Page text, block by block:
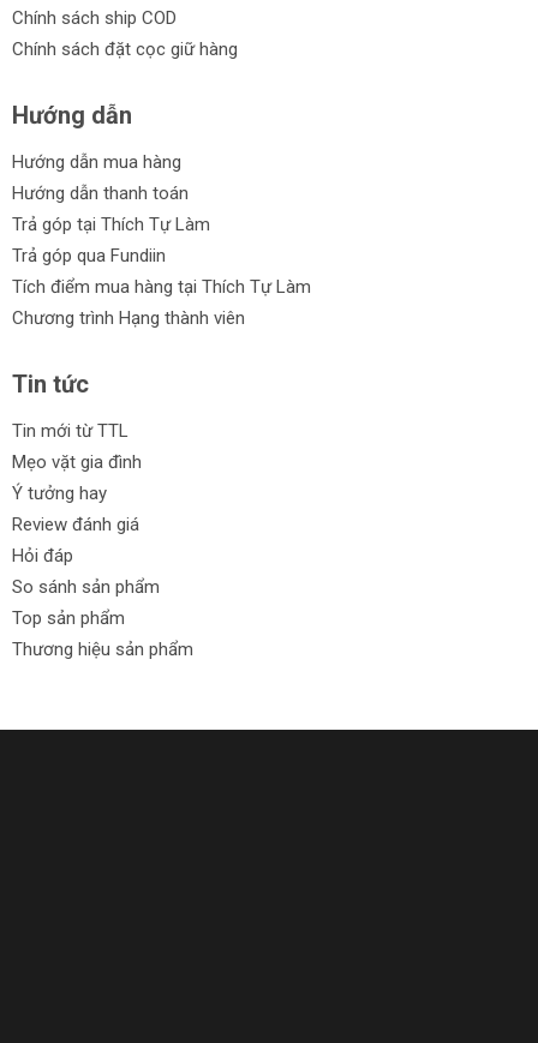
Chính sách ship COD
Chính sách đặt cọc giữ hàng
Hướng dẫn
Hướng dẫn mua hàng
Hướng dẫn thanh toán
Trả góp tại Thích Tự Làm
Trả góp qua Fundiin
Tích điểm mua hàng tại Thích Tự Làm
Chương trình Hạng thành viên
Tin tức
Tin mới từ TTL
Mẹo vặt gia đình
Ý tưởng hay
Review đánh giá
Hỏi đáp
So sánh sản phẩm
Top sản phẩm
Thương hiệu sản phẩm